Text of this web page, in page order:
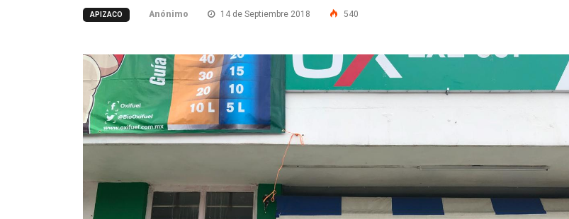
APIZACO Anónimo 14 de Septiembre 2018 540